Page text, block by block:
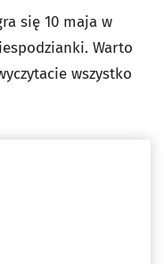
się 10 maja w
Warto
wszystko